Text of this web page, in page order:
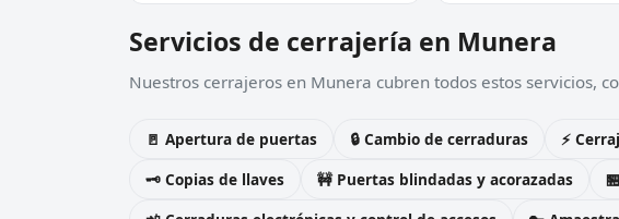
Servicios de cerrajería en Munera
Nuestros cerrajeros en Munera cubren todos estos servicios,
🚪 Apertura de puertas 🔒 Cambio de cerraduras ⚡
🗝️ Copias de llaves
🚧 Puertas blindadas y acorazadas